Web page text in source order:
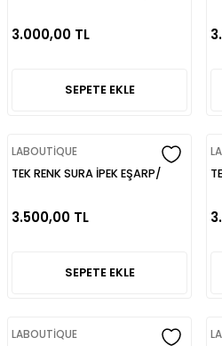
3.000,00 TL
SEPETE EKLE
LABOUTİQUE
TEK RENK SURA İPEK EŞARP/
3.500,00 TL
SEPETE EKLE
LABOUTİQUE